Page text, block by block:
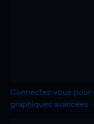
Connectez-vous
graphiques avancées